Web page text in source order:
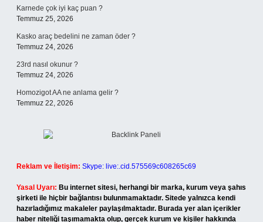
Karnede çok iyi kaç puan ?
Temmuz 25, 2026
Kasko araç bedelini ne zaman öder ?
Temmuz 24, 2026
23rd nasıl okunur ?
Temmuz 24, 2026
Homozigot AA ne anlama gelir ?
Temmuz 22, 2026
Reklam ve İletişim: Skype: live:.cid.575569c608265c69
Yasal Uyarı: Bu internet sitesi, herhangi bir marka, kurum veya şahıs
şirketi ile hiçbir bağlantısı bulunmamaktadır. Sitede yalnızca kendi
hazırladığımız makaleler paylaşılmaktadır. Burada yer alan içerikler
haber niteliği taşımamakta olup, gerçek kurum ve kişiler hakkında